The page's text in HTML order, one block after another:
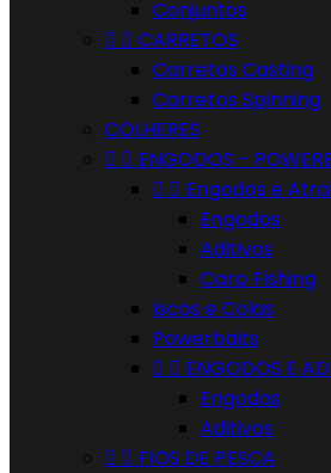
Conjuntos
  CARRETOS
Carretos Casting
Carretos Spinning
COLHERES
  ENGODOS -
  Engodos e
Engodos
Aditivos
Carp Fishing
Iscos e Colas
Powerbaits
  ENGODOS E
Engodos
Aditivos
  FIOS DE PESCA